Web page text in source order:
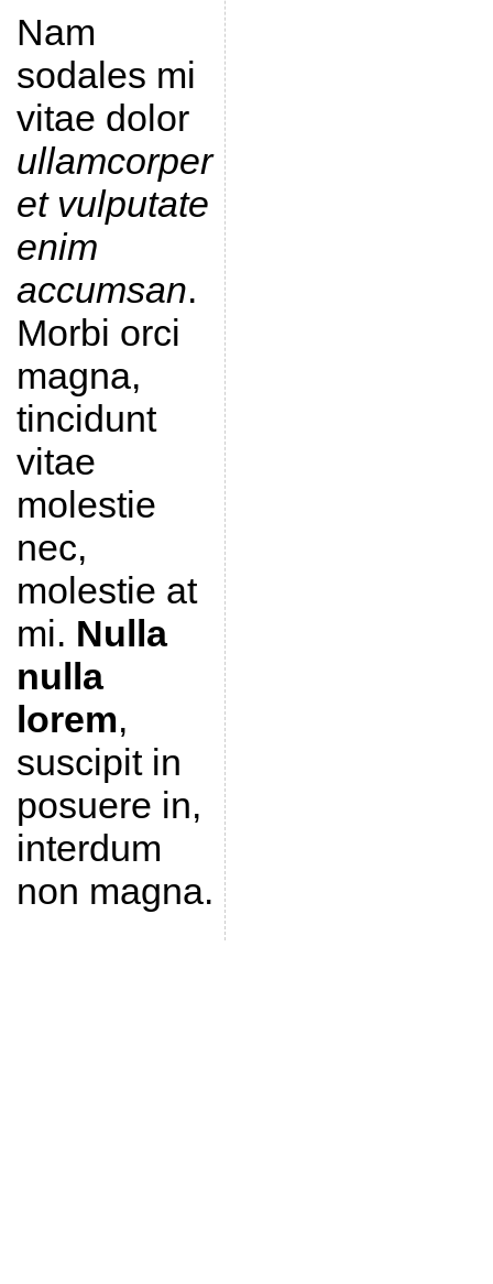
Nam
sodales mi
vitae dolor
ullamcorper
et vulputate
enim
accumsan.
Morbi orci
magna,
tincidunt
vitae
molestie
nec,
molestie at
mi. Nulla
nulla
lorem,
suscipit in
posuere in,
interdum
non magna.